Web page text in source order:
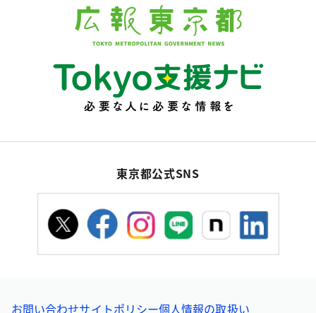
東京都公式SNS
お問い合わせサイトポリシー個人情報の取扱い